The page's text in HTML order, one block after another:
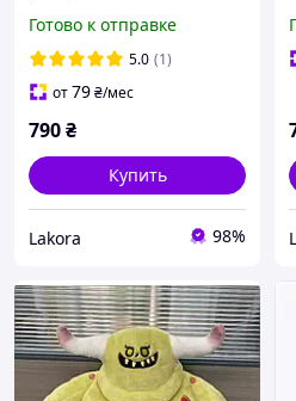
мерч
Готово к отправке
5.0 (1)
от79₴/мес
790₴
Купить
Lakora 98%